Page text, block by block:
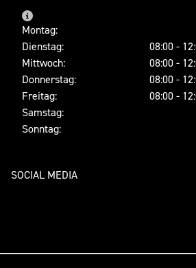
Montag:
Dienstag:
08:00 -
Mittwoch:
08:00 -
Donnerstag:
08:00 -
Freitag:
08:00 -
Samstag:
Sonntag:
SOCIAL MEDIA